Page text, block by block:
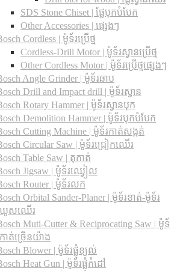
SDS Stone Chiset |​ ផ្លែបុកបំបែក
Other Accessories | ផ្សេងៗ
Cordless | ម៉ូទ័រប្រើថ្ម
Cordless-Drill Motor | ម៉ូទ័រស្វានប្រើថ្ម
Other Cordless Motor | ម៉ូទ័រប្រើថ្មផ្សេងៗ
Angle Grinder | ម៉ូទ័រឆាប
Drill and Impact drill | ម៉ូទ័រស្វាន
Rotary Hammer | ម៉ូទ័រស្វានបុក
Demolition Hammer | ម៉ូទ័របុកបំបែក
Cutting Machine | ម៉ូទ័រកាត់សង្កត់
Circular Saw | ម៉ូទ័រជ្រៀកឈើរ
Table Saw | តុកាត់
Jigsaw | ម៉ូទ័រឈ្វៀល
Router | ម៉ូទ័រលក
Orbital Sander-Planer​ | ម៉ូទ័រខាត់-ម៉ូទ័រ
សឈើរ
Muti-Cutter & Reciprocating Saw​ | ម៉ូទ័
ាត់ច្រើនយ៉ាង
Blower | ម៉ូទ័រផ្លុំខ្យល់
Heat Gun | ម៉ូទ័រផ្លុំកំដៅ